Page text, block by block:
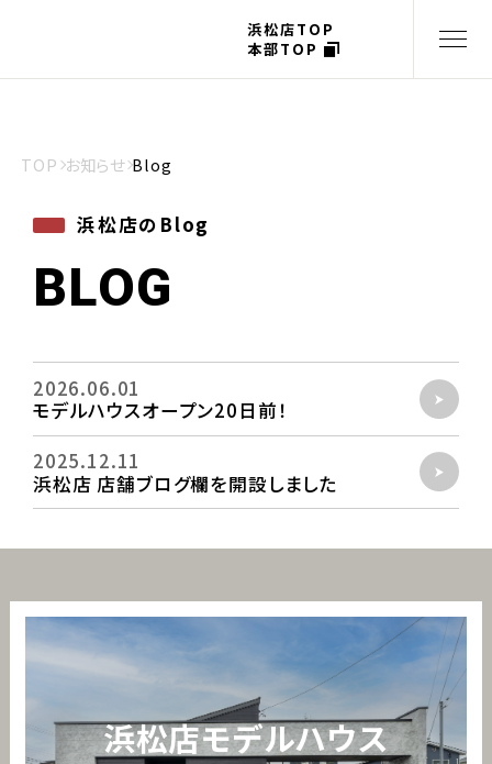
浜松店TOP
本部TOP
TOP お知らせ Blog
浜松店のBlog
BLOG
2026.06.01
モデルハウスオープン20日前！
2025.12.11
浜松店 店舗ブログ欄を開設しました
浜松店モデルハウス